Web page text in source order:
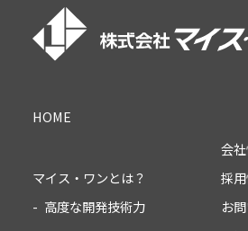
HOME
マイス・ワンとは？
高度な開発技術力
会
採
お